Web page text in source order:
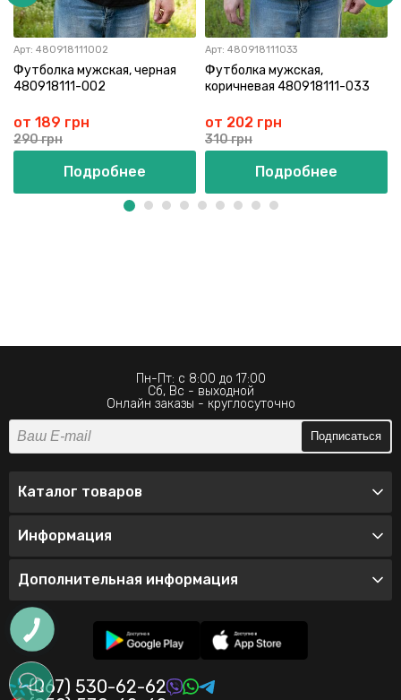
Арт: 480918111002
Футболка мужская, черная
480918111-002
от 189 грн
290 грн
Подробнее
Арт: 480918111033
Футболка мужская,
коричневая 480918111-033
от 202 грн
310 грн
Подробнее
Пн-Пт: с 8:00 до 17:00
Сб, Вс - выходной
Онлайн заказы - круглосуточно
Подписаться
Каталог товаров
Информация
Дополнительная информация
(067) 530-62-62